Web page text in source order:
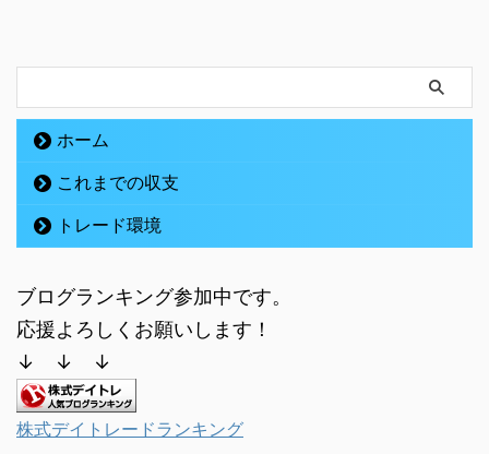
ホーム
これまでの収支
トレード環境
ブログランキング参加中です。
応援よろしくお願いします！
↓ ↓ ↓
株式デイトレードランキング